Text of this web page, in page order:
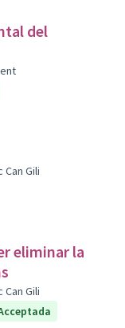
del
Gili
eliminar la
Gili